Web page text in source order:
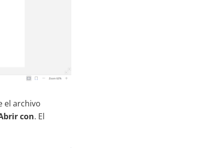
el archivo
con. El